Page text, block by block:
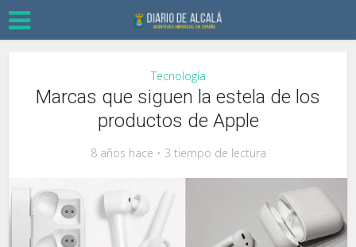
Tecnología
Marcas que siguen la estela de los
productos de Apple
8 años hace 3 tiempo de lectura